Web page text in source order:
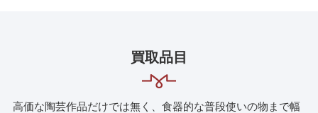
買取品目
高価な陶芸作品だけでは無く、食器的な普段使いの物まで幅